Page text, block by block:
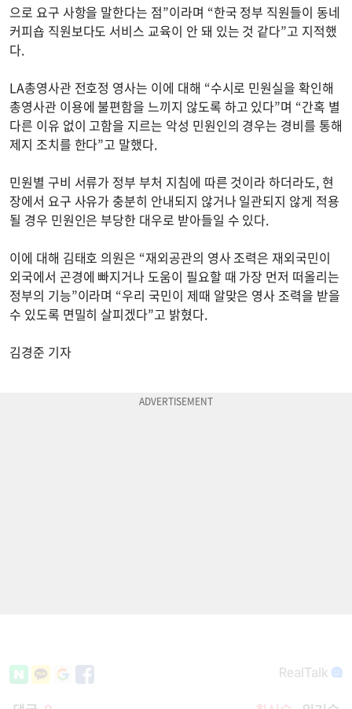
으로 요구 사항을 말한다는 점”이라며 “한국 정부 직원들이 동네
커피숍 직원보다도 서비스 교육이 안 돼 있는 것 같다”고 지적했
다.
LA총영사관 전호정 영사는 이에 대해 “수시로 민원실을 확인해
총영사관 이용에 불편함을 느끼지 않도록 하고 있다”며 “간혹 별
다른 이유 없이 고함을 지르는 악성 민원인의 경우는 경비를 통해
제지 조치를 한다”고 말했다.
민원별 구비 서류가 정부 부처 지침에 따른 것이라 하더라도, 현
장에서 요구 사유가 충분히 안내되지 않거나 일관되지 않게 적용
될 경우 민원인은 부당한 대우로 받아들일 수 있다.
이에 대해 김태호 의원은 “재외공관의 영사 조력은 재외국민이
외국에서 곤경에 빠지거나 도움이 필요할 때 가장 먼저 떠올리는
정부의 기능”이라며 “우리 국민이 제때 알맞은 영사 조력을 받을
수 있도록 면밀히 살피겠다”고 밝혔다.
김경준 기자